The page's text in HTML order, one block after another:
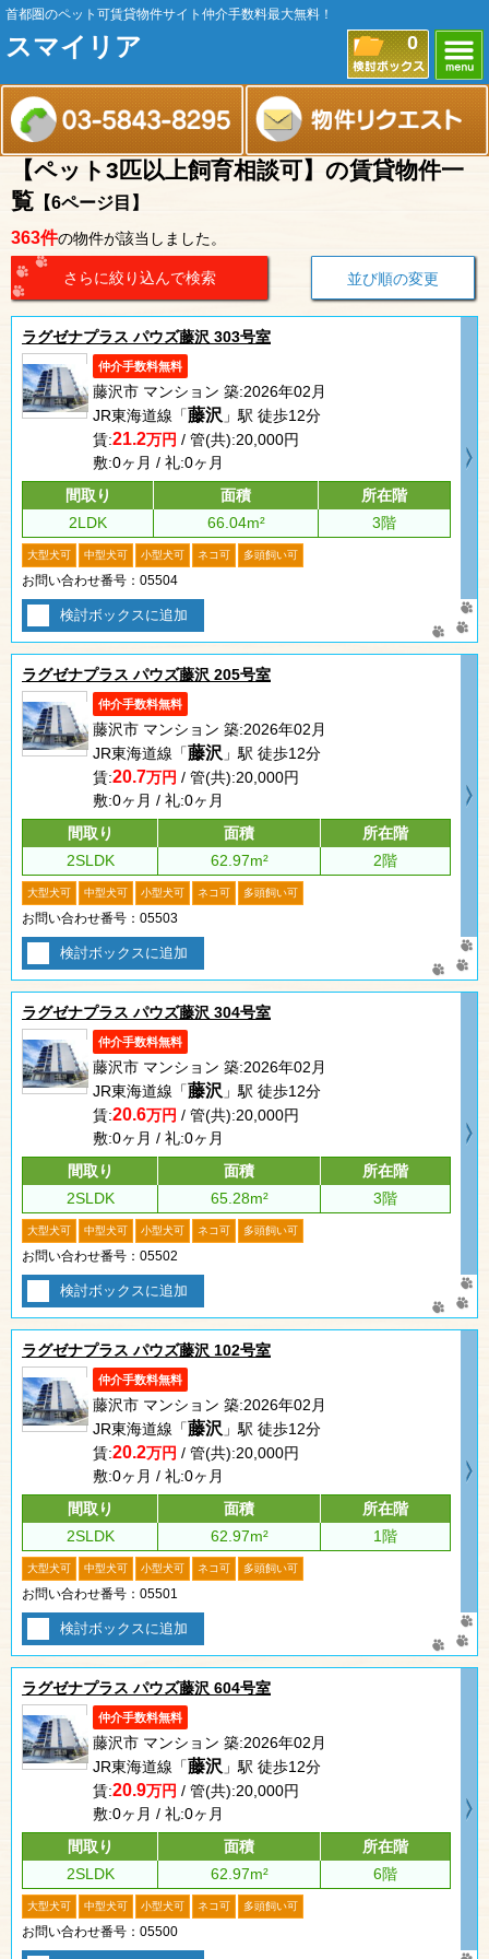
首都圏のペット可賃貸物件サイト仲介手数料最大無料！
スマイリア 0
【ペット3匹以上飼育相談可】の賃貸物件一
覧 【6ページ目】
363件の物件が該当しました。
さらに絞り込んで検索 並び順の変更
ラグゼナプラス パウズ藤沢 303号室
仲介手数料無料
藤沢市 マンション 築:2026年02月
JR東海道線「藤沢 」駅 徒歩12分
賃:21.2万円 / 管(共):20,000円
敷:0ヶ月 / 礼:0ヶ月
間取り
面積
所在階
2LDK
66.04m² 3階
大型犬可 中型犬可 小型犬可 ネコ可 多頭飼い可
お問い合わせ番号：05504
検討ボックスに追加
ラグゼナプラス パウズ藤沢 205号室
仲介手数料無料
藤沢市 マンション 築:2026年02月
JR東海道線「藤沢 」駅 徒歩12分
賃:20.7万円 / 管(共):20,000円
敷:0ヶ月 / 礼:0ヶ月
間取り
面積
所在階
2SLDK
62.97m² 2階
大型犬可 中型犬可 小型犬可 ネコ可 多頭飼い可
お問い合わせ番号：05503
検討ボックスに追加
ラグゼナプラス パウズ藤沢 304号室
仲介手数料無料
藤沢市 マンション 築:2026年02月
JR東海道線「藤沢 」駅 徒歩12分
賃:20.6万円 / 管(共):20,000円
敷:0ヶ月 / 礼:0ヶ月
間取り
面積
所在階
2SLDK
65.28m² 3階
大型犬可 中型犬可 小型犬可 ネコ可 多頭飼い可
お問い合わせ番号：05502
検討ボックスに追加
ラグゼナプラス パウズ藤沢 102号室
仲介手数料無料
藤沢市 マンション 築:2026年02月
JR東海道線「藤沢 」駅 徒歩12分
賃:20.2万円 / 管(共):20,000円
敷:0ヶ月 / 礼:0ヶ月
間取り
面積
所在階
2SLDK
62.97m² 1階
大型犬可 中型犬可 小型犬可 ネコ可 多頭飼い可
お問い合わせ番号：05501
検討ボックスに追加
ラグゼナプラス パウズ藤沢 604号室
仲介手数料無料
藤沢市 マンション 築:2026年02月
JR東海道線「藤沢 」駅 徒歩12分
賃:20.9万円 / 管(共):20,000円
敷:0ヶ月 / 礼:0ヶ月
間取り
面積
所在階
2SLDK
62.97m² 6階
大型犬可 中型犬可 小型犬可 ネコ可 多頭飼い可
お問い合わせ番号：05500